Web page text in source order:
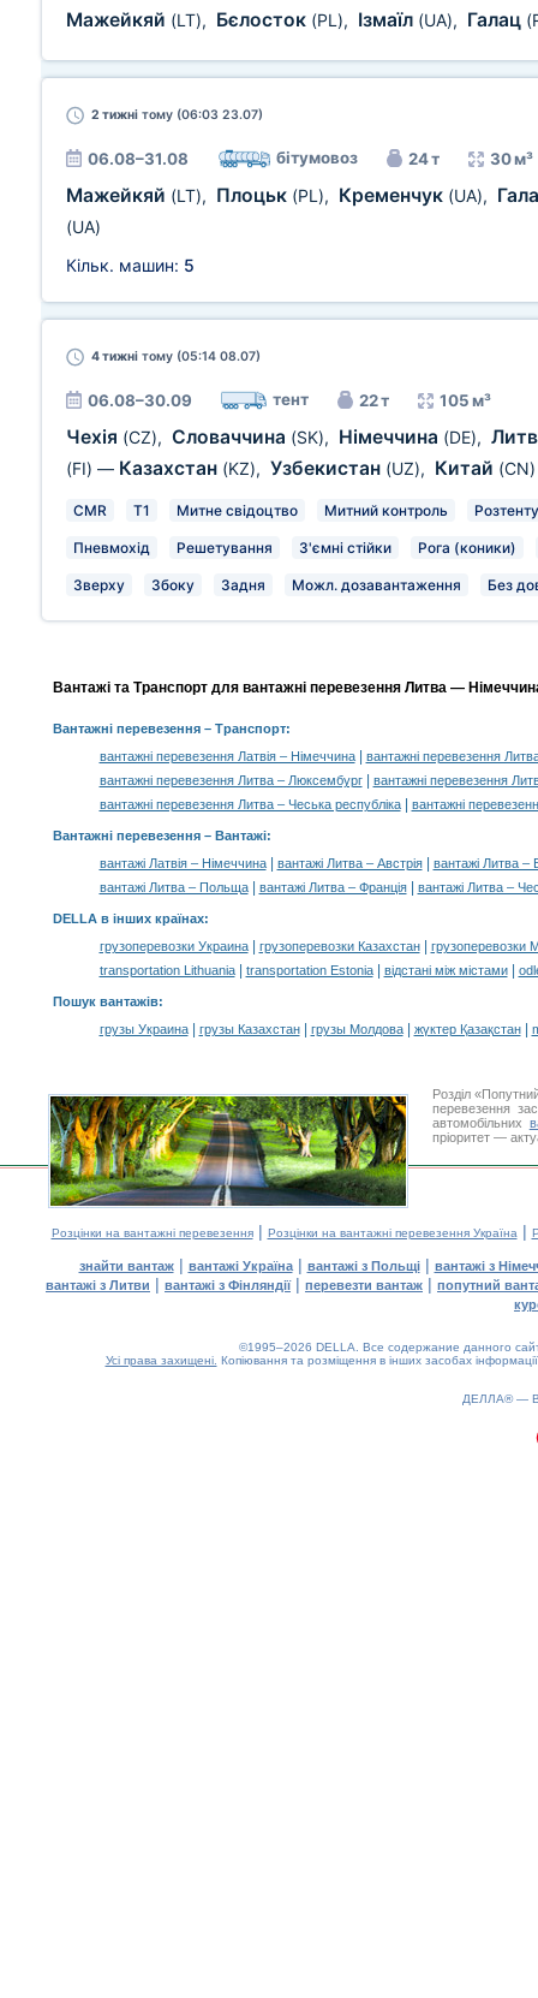
Мажейкяй (LT), Бєлосток (PL), Ізмаїл (UA), Галац
2 тижні тому (06:03 23.07)
06.08–31.08 бітумовоз 24 т 30 м³
Мажейкяй (LT), Плоцьк (PL), Кременчук (UA),
(UA)
Кільк. машин: 5
4 тижні тому (05:14 08.07)
06.08–30.09 тент 22 т 105 м³
Чехія (CZ), Словаччина (SK), Німеччина (DE),
(FI) — Казахстан (KZ), Узбекистан (UZ), Китай (CN)
CMR T1 Митне свідоцтво Митний контроль
Пневмохід Решетування З'ємні стійки Рога (коники)
Зверху Збоку Задня Можл. дозавантаження Без
Вантажі та Транспорт для вантажні перевезення Литва —
Вантажні перевезення– Транспорт:
вантажні перевезення Латвія – Німеччина|
вантажні перевезення
вантажні перевезення Литва – Люксембург|
вантажні перевезення
вантажні перевезення Литва – Чеська республіка| вантажні
Вантажні перевезення – Вантажі:
вантажі Латвія – Німеччина| вантажі Литва – Австрія|
вантажі Литва –
вантажі Литва – Польща| вантажі Литва – Франція| вантажі Литва –
DELLA в інших країнах:
грузоперевозки Украина| грузоперевозки Казахстан|
грузоперевозки
transportation Lithuania| transportation Estonia| відстані між містами|
Пошук вантажів:
грузы Украина| грузы Казахстан| грузы Молдова| жүктер Қазақстан|
Розділ
перевезення
автомобільних
пріоритет —
Розцінки на вантажні перевезення| Розцінки на вантажні перевезення Україна |
знайти вантаж| вантажі Україна| вантажі з Польщі| вантажі з
вантажі з Литви | вантажі з Фінляндії| перевезти вантаж | попутний
©1995–2026 DELLA. Все содержание данного
Усі права захищені. Копіювання та розміщення в інших засобах
ДЕЛЛА® —